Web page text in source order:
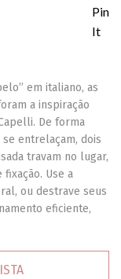
Pin
It
em italiano, as
a inspiração
De forma
entrelaçam, dois
travam no lugar,
Use a
ou destrave seus
eficiente,